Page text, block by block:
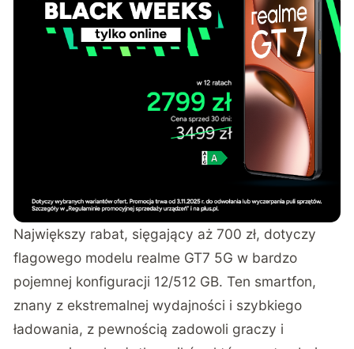
Największy rabat, sięgający aż 700 zł, dotyczy
flagowego modelu realme GT7 5G w bardzo
pojemnej konfiguracji 12/512 GB. Ten smartfon,
znany z ekstremalnej wydajności i szybkiego
ładowania, z pewnością zadowoli graczy i